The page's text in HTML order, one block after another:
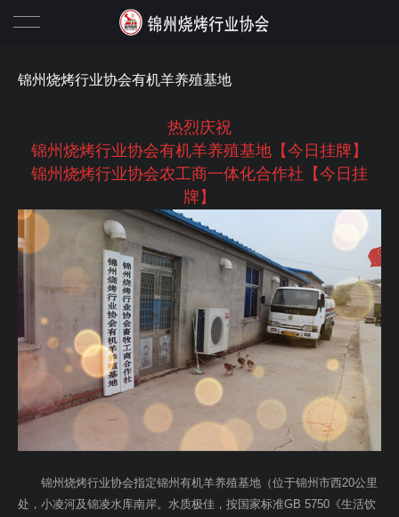
锦州烧烤行业协会有机羊养殖基地
热烈庆祝
锦州烧烤行业协会有机羊养殖基地【今日挂牌】
锦州烧烤行业协会农工商一体化合作社【今日挂
牌】
锦州烧烤行业协会指定锦州有机羊养殖基地（位于锦州市西20公里
处，小凌河及锦凌水库南岸。水质极佳，按国家标准GB 5750《生活饮
行业资讯
锦州烧烤名店
锦州烧烤十大名店
锦州烧烤名店二十强
会员之家
李志会长
协会会员信息
一级会员单位
协会名誉会员
特色烧烤
联系我们